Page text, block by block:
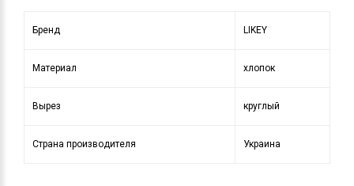
Бренд LIKEY
Материал хлопок
Вырез круглый
Страна производителя Украина